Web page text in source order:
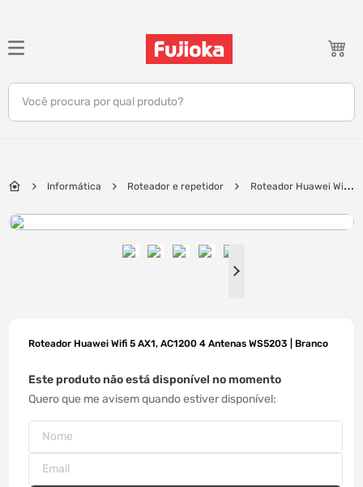
Você procura por qual produto?
Informática Roteador e repetidor
Roteador Huawei Wifi
Roteador Huawei Wifi 5 AX1, AC1200 4 Antenas WS5203 | Branco
Este produto não está disponível no momento
Quero que me avisem quando estiver disponível
TERMOS MAIS BUSCADOS
1º
notebook
5º
tablet
7
impressora
monitor
10º fone